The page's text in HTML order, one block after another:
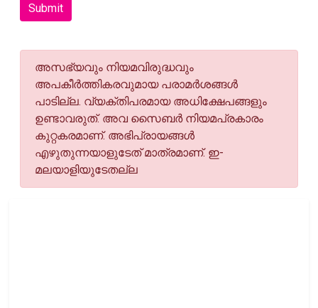
Submit
അസഭ്യവും നിയമവിരുദ്ധവും
അപകീര്‍ത്തികരവുമായ പരാമര്‍ശങ്ങള്‍
പാടില്ല. വ്യക്തിപരമായ അധിക്ഷേപങ്ങളും
ഉണ്ടാവരുത്. അവ സൈബര്‍ നിയമപ്രകാരം
കുറ്റകരമാണ്. അഭിപ്രായങ്ങള്‍
എഴുതുന്നയാളുടേത് മാത്രമാണ്. ഇ-
മലയാളിയുടേതല്ല